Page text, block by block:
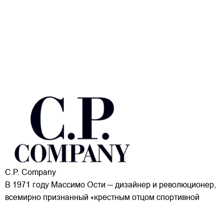
C.P. Company
В 1971 году Массимо Ости — дизайнер и революционер,
всемирно признанный «крестным отцом спортивной